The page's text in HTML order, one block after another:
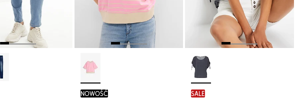
nowość SALE